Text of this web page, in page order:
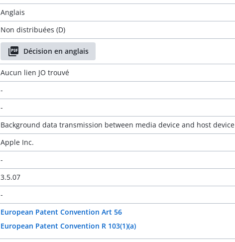
Anglais
Non distribuées (D)
Décision en anglais
Aucun lien JO trouvé
-
-
Background data transmission between media device and host device
Apple Inc.
-
3.5.07
-
European Patent Convention Art 56
European Patent Convention R 103(1)(a)